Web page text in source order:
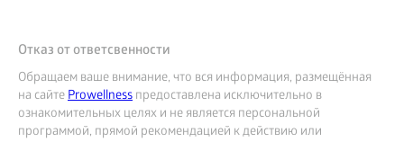
Отказ от ответсвенности
Обращаем ваше внимание, что вся информация, размещённая
на сайтеProwellness предоставлена исключительно в
ознакомительных целях и не является персональной
программой, прямой рекомендацией к действию или